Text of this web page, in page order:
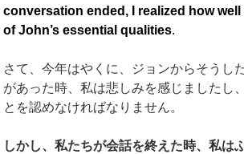
conversation ended, I realized how
of John’s essential qualities.
さて、今年はやくに、ジョンからそうし
があった時、私は悲しみを感じましたし
とを認めなければなりません。
しかし、私たちが会話を終えた時、私は